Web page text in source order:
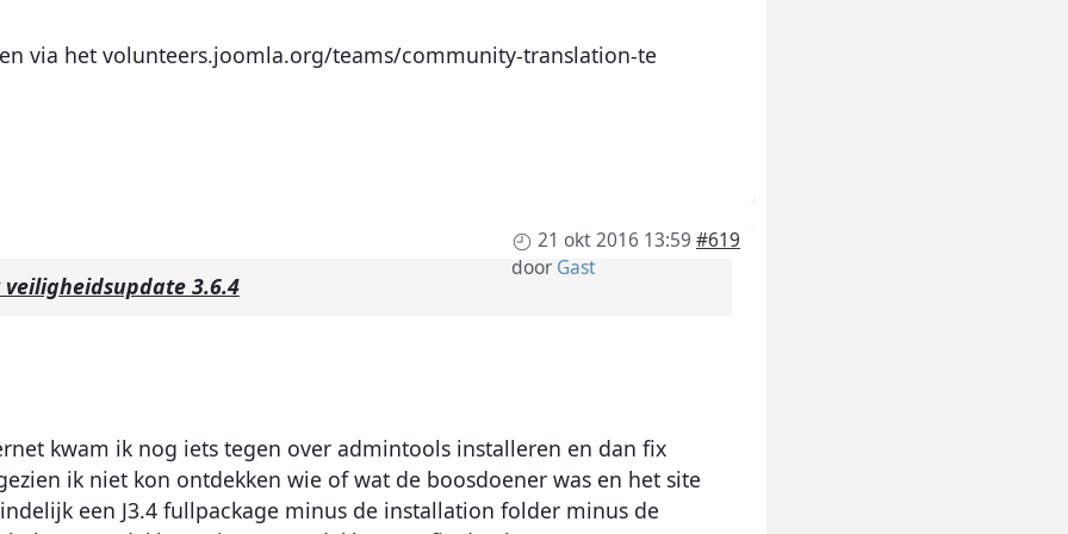
via het volunteers.joomla.org/teams/community-translation-te
21 okt 2016 13:59 #619
doorGast
3.6.4
kwam ik nog iets tegen over admintools installeren en dan fix
ik niet kon ontdekken wie of wat de boosdoener was en het site
een J3.4 fullpackage minus de installation folder minus de